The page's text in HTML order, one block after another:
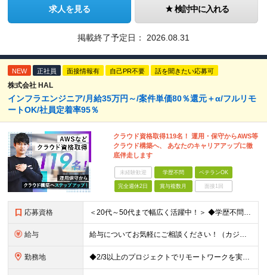
求人を見る 検討中に入れる
掲載終了予定日： 2026.08.31
NEW 正社員 面接情報有 自己PR不要 話を聞きたい応募可
株式会社 HAL
インフラエンジニア/月給35万円～/案件単価80％還元＋α/フルリモ
ートOK/社員定着率95％
クラウド資格取得119名！ 運用・保守からAWS等
クラウド構築へ、 あなたのキャリアアップに徹
底伴走します
未経験歓迎 学歴不問 ベテランOK
完全週休2日 賞与複数月 面接1回
応募資格 ＜20代～50代まで幅広く活躍中！＞ ◆学歴不問 ◆何らかのインフラ関連の実務経験 ★経験年数不問/運用監視レベルも歓迎 ＜こんな方は大歓迎！＞ ◎今の収入に不満がある ◎もっと上流の案件で活躍した
給与 給与についてお気軽にご相談ください！（カジュアル面談可能） 月給35万円～＋各種手当＋賞与2回 ※固定残業代は、時間外労働の有無に関わらず40時間分を87,500円～支給 ※超過分は別途支給 ※試用
勤務地 ◆2/3以上のプロジェクトでリモートワークを実施中！ ≪自社拠点≫ ・東京本社／東京都千代田区丸の内二丁目6番1号 丸の内パークビルディング6階 ・関西支社／⼤阪府⼤阪市中央区安⼟町2-3-13 ⼤